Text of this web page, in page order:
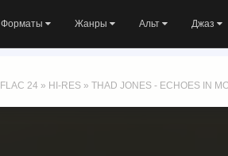
Форматы Жанры Альт Джаз
FLAC 24 » HI-RES » THAD JONES - ECHOES IN